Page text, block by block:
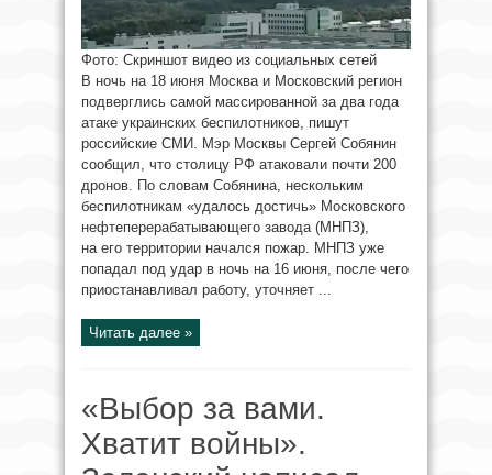
Фото: Скриншот видео из социальных сетей
В ночь на 18 июня Москва и Московский регион
подверглись самой массированной за два года
атаке украинских беспилотников, пишут
российские СМИ. Мэр Москвы Сергей Собянин
сообщил, что столицу РФ атаковали почти 200
дронов. По словам Собянина, нескольким
беспилотникам «удалось достичь» Московского
нефтеперерабатывающего завода (МНПЗ),
на его территории начался пожар. МНПЗ уже
попадал под удар в ночь на 16 июня, после чего
приостанавливал работу, уточняет ...
Читать далее »
«Выбор за вами.
Хватит войны».